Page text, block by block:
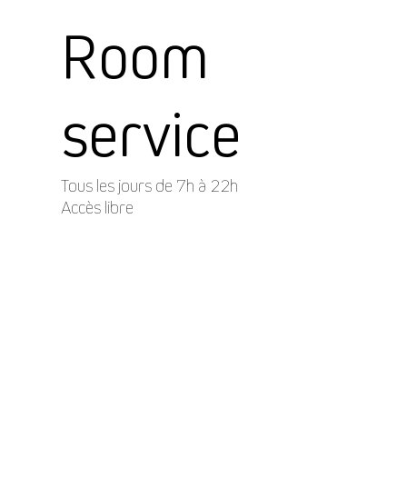
Room
service
Tous les jours de 7h à 22h
Accès libre